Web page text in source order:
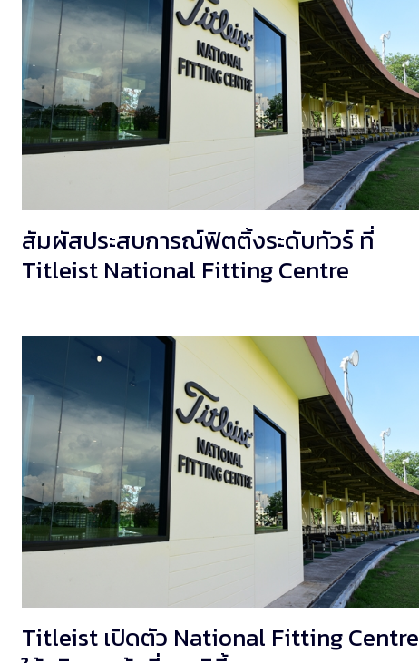
สัมผัสประสบการณ์ฟิตติ้งระดับทัวร์ ที่
Titleist National Fitting Centre
Titleist เปิดตัว National Fitting Centre